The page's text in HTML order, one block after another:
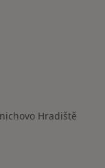
Hradiště